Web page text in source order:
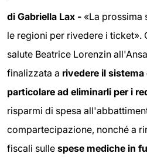
di Gabriella Lax - «La prossima
le regioni per rivedere i ticket».
salute Beatrice Lorenzin
finalizzata a rivedere il
particolare ad eliminarli per i
risparmi di spesa
compartecipazione, nonché a
fiscali sulle spese mediche in